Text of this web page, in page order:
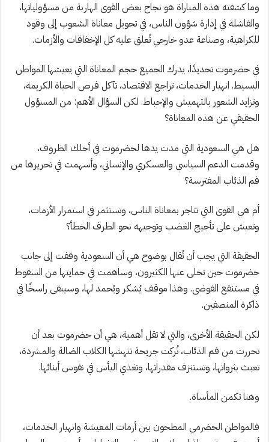
وما كشفته هذه المباراة هو نجاح بعض القوى الهاربة من مسؤولياتها،
والفاشلة في إدارة شؤون الناس، في تحويل معاناة الشعوب إلى وقود
للكراهية، وصناعة عدو خارجي تُعلق عليه كل الإخفاقات والأزمات.
في حضرموت تحديدًا، يدرك الجميع حجم المعاناة التي يعيشها المواطن
البسيط. انهيار الخدمات، تراجع الاقتصاد، تآكل فرص الحياة الكريمة،
وتزايد الشعور بالتهميش والإحباط. لكن السؤال الأهم: من المسؤول
الحقيقي عن هذه المعاناة؟
هل هي السعودية التي مدت يدها لحضرموت في أحلك الظروف،
وقدمت الدعم السياسي والعسكري والإنساني، وأسهمت في تحريرها من
فم الذئاب المفترسة؟
أم هي القوى التي تتاجر بمعاناة الناس، وتستثمر في استمرار الأزمات،
وتعيش على تأجيج الغضب وتوجيهه نحو الطرف الخطأ؟
الحقيقة التي يجب أن تُقال بوضوح هي أن السعودية وقفت إلى جانب
حضرموت حين تخلى عنها الكثيرون، وساهمت في حمايتها من السقوط
في مستنقع الفوضى. وهذا موقف يُشكر ويُحمد لها، وسيبقى راسخًا في
ذاكرة المنصفين.
لكن الحقيقة الأخرى، والتي لا تقل أهمية، هي أن حضرموت بعد أن
تحررت من فم الذئاب، تُركت جريحة تنهشها الكلاب الضالة والمشردة،
تعبث بثرواتها، وتستنزف مقدراتها، وتغذي اليأس في نفوس أبنائها.
وهنا تكمن المأساة.
فالمواطن الحضرمي المطحون بين أزمات المعيشة وانهيار الخدمات،